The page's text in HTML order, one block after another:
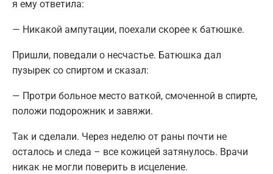
я ему ответила:
— Никакой ампутации, поехали скорее к батюшке.
Пришли, поведали о несчастье. Батюшка дал
пузырек со спиртом и сказал:
— Протри больное место ваткой, смоченной в спирте,
положи подорожник и завяжи.
Так и сделали. Через неделю от раны почти не
осталось и следа – все кожицей затянулось. Врачи
никак не могли поверить в исцеление.